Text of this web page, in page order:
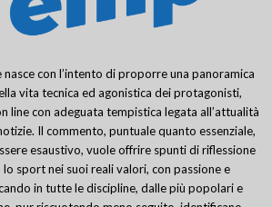
con l’intento di proporre una panoramica
vita tecnica ed agonistica dei protagonisti,
line con adeguata tempistica legata all’attualità
Il commento, puntuale quanto essenziale,
esaustivo, vuole offrire spunti di riflessione
sport nei suoi reali valori, con passione e
in tutte le discipline, dalle più popolari e